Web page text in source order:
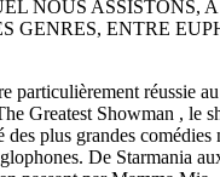
NOUS ASSISTONS,
GENRES, ENTRE
particulièrement réussie
Greatest Showman , le
des plus grandes comédies
De Starmania